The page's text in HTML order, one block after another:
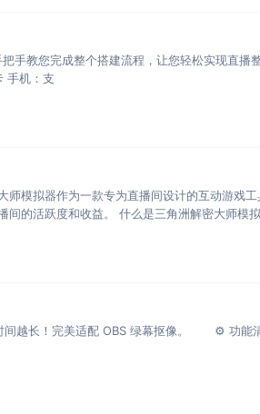
教您完成整个搭建流程，让您轻松实现直播整
搭建前的准备工作 硬件准备 电脑：Windows系统，配置建议：Intel i5以上处理器、8GB以上内存、独立显卡 手机：支
模拟器作为一款专为直播间设计的互动游戏
的活跃度和收益。 什么是三角洲解密大师模
间越长！完美适配 OBS 绿幕抠像。 ⚙️ 功能